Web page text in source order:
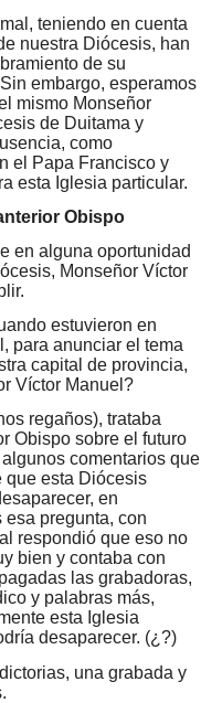
teniendo en cuenta
nuestra Diócesis, han
de su
embargo, esperamos
mismo Monseñor
de Duitama y
como
el Papa Francisco y
esta Iglesia particular.
Obispo
en alguna oportunidad
Monseñor Víctor
estuvieron en
para anunciar el tema
capital de provincia,
Víctor Manuel?
regaños), trataba
Obispo sobre el futuro
comentarios que
que esta Diócesis
en
pregunta, con
respondió que eso no
bien y contaba con
las grabadoras,
y palabras más,
esta Iglesia
desaparecer. (¿?)
una grabada y